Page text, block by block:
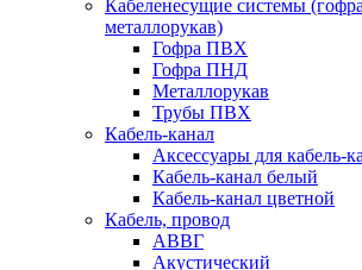
Кабеленесущие системы
металлорукав)
Гофра ПВХ
Гофра ПНД
Металлорукав
Трубы ПВХ
Кабель-канал
Аксессуары для кабель-
Кабель-канал белый
Кабель-канал цветной
Кабель, провод
АВВГ
Акустический